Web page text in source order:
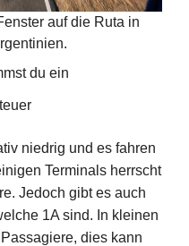
auf die Ruta in
du ein
niedrig und es fahren
Terminals herrscht
Jedoch gibt es auch
1A sind. In kleinen
dies kann